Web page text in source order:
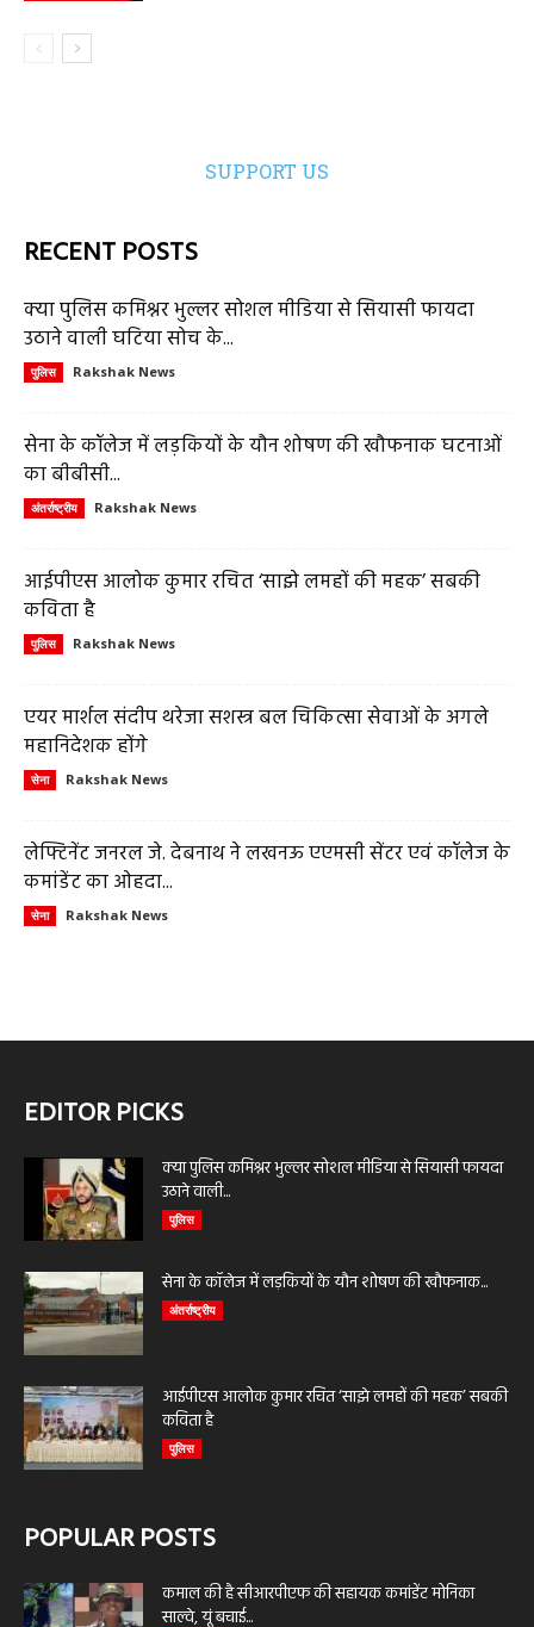
SUPPORT US
RECENT POSTS
क्या पुलिस कमिश्नर भुल्लर सोशल मीडिया से सियासी फायदा
उठाने वाली घटिया सोच के...
पुलिस Rakshak News
सेना के कॉलेज में लड़कियों के यौन शोषण की खौफनाक घटनाओं
का बीबीसी...
अंतर्राष्ट्रीय Rakshak News
आईपीएस आलोक कुमार रचित ‘साझे लमहों की महक’ सबकी
कविता है
पुलिस Rakshak News
एयर मार्शल संदीप थरेजा सशस्त्र बल चिकित्सा सेवाओं के अगले
महानिदेशक होंगे
सेना Rakshak News
लेफ्टिनेंट जनरल जे. देबनाथ ने लखनऊ एएमसी सेंटर एवं कॉलेज के
कमांडेंट का ओहदा...
सेना Rakshak News
EDITOR PICKS
क्या पुलिस कमिश्नर भुल्लर सोशल मीडिया से सियासी फायदा
उठाने वाली...
पुलिस
सेना के कॉलेज में लड़कियों के यौन शोषण की खौफनाक...
अंतर्राष्ट्रीय
आईपीएस आलोक कुमार रचित ‘साझे लमहों की महक’ सबकी
कविता है
पुलिस
POPULAR POSTS
कमाल की है सीआरपीएफ की सहायक कमांडेंट मोनिका
साल्वे, यूं बचाई...